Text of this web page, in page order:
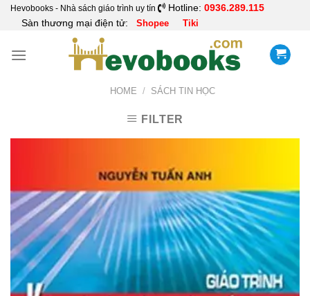
SkipHevobooks - Nhà sách giáo trình uy tín Hotline: 0936.289.115
Sàn thương mại điện tử: Shopee Tiki
HOME / SÁCH TIN HỌC
FILTER